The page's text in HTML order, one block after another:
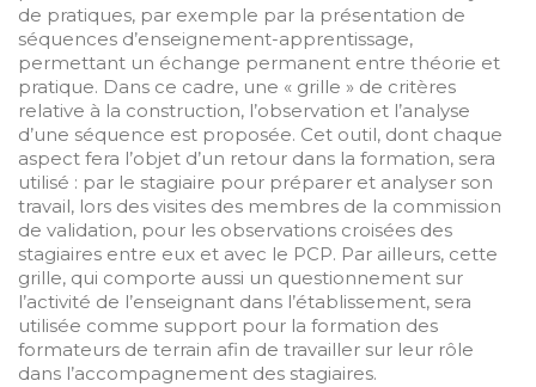
de pratiques, par exemple par la présentation de
séquences d’enseignement-apprentissage,
permettant un échange permanent entre théorie et
pratique. Dans ce cadre, une « grille » de critères
relative à la construction, l’observation et l’analyse
d’une séquence est proposée. Cet outil, dont chaque
aspect fera l’objet d’un retour dans la formation, sera
utilisé : par le stagiaire pour préparer et analyser son
travail, lors des visites des membres de la commission
de validation, pour les observations croisées des
stagiaires entre eux et avec le PCP. Par ailleurs, cette
grille, qui comporte aussi un questionnement sur
l’activité de l’enseignant dans l’établissement, sera
utilisée comme support pour la formation des
formateurs de terrain afin de travailler sur leur rôle
dans l’accompagnement des stagiaires.